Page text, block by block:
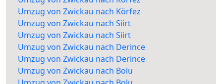
Umzug von Zwickau nach Körfez
Umzug von Zwickau nach Siirt
Umzug von Zwickau nach Siirt
Umzug von Zwickau nach Derince
Umzug von Zwickau nach Derince
Umzug von Zwickau nach Bolu